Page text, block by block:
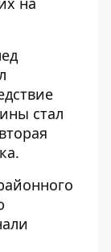
стал